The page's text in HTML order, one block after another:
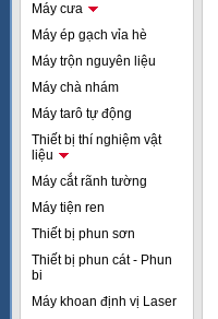
Máy cưa
Máy ép gạch vỉa hè
Máy trộn nguyên liệu
Máy chà nhám
Máy tarô tự động
Thiết bị thí nghiệm vật
liệu
Máy cắt rãnh tường
Máy tiện ren
Thiết bị phun sơn
Thiết bị phun cát - Phun
bi
Máy khoan định vị Laser